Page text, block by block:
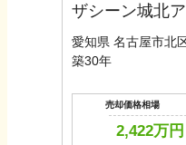
ザシーン城北
愛知県 名古屋市北
築30年
売却価格相場
2,422万円